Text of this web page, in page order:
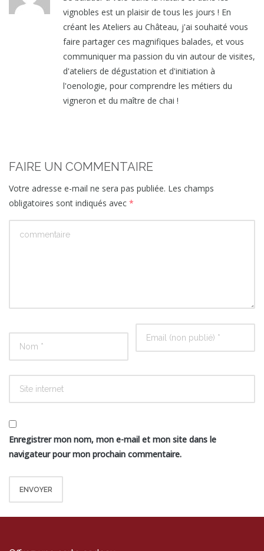
vignobles est un plaisir de tous les jours ! En
créant les Ateliers au Château, j'ai souhaité vous
faire partager ces magnifiques balades, et vous
communiquer ma passion du vin autour de visites,
d'ateliers de dégustation et d'initiation à
l'oenologie, pour comprendre les métiers du
vigneron et du maître de chai !
FAIRE UN COMMENTAIRE
Votre adresse e-mail ne sera pas publiée. Les champs
obligatoires sont indiqués avec *
Enregistrer mon nom, mon e-mail et mon site dans le
navigateur pour mon prochain commentaire.